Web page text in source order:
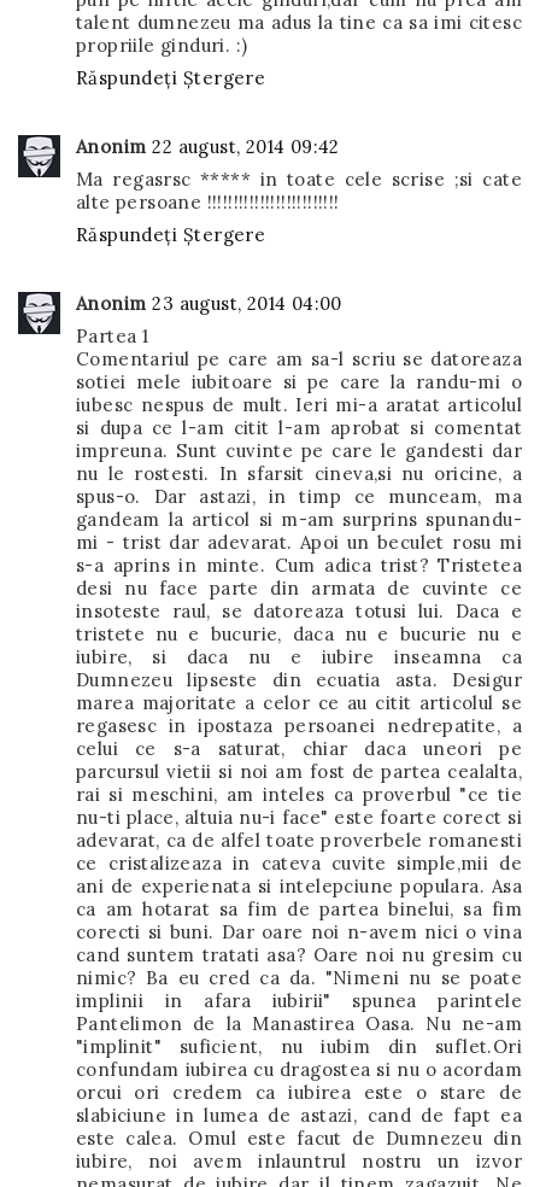
talent dumnezeu ma adus la tine ca sa imi citesc
propriile ginduri. :)
Răspundeți Ștergere
Anonim 22 august, 2014 09:42
Ma regasrsc ***** in toate cele scrise ;si cate
alte persoane !!!!!!!!!!!!!!!!!!!!!!!!!
Răspundeți Ștergere
Anonim 23 august, 2014 04:00
Partea 1
Comentariul pe care am sa-l scriu se datoreaza
sotiei mele iubitoare si pe care la randu-mi o
iubesc nespus de mult. Ieri mi-a aratat articolul
si dupa ce l-am citit l-am aprobat si comentat
impreuna. Sunt cuvinte pe care le gandesti dar
nu le rostesti. In sfarsit cineva,si nu oricine, a
spus-o. Dar astazi, in timp ce munceam, ma
gandeam la articol si m-am surprins spunandu-
mi - trist dar adevarat. Apoi un beculet rosu mi
s-a aprins in minte. Cum adica trist? Tristetea
desi nu face parte din armata de cuvinte ce
insoteste raul, se datoreaza totusi lui. Daca e
tristete nu e bucurie, daca nu e bucurie nu e
iubire, si daca nu e iubire inseamna ca
Dumnezeu lipseste din ecuatia asta. Desigur
marea majoritate a celor ce au citit articolul se
regasesc in ipostaza persoanei nedrepatite, a
celui ce s-a saturat, chiar daca uneori pe
parcursul vietii si noi am fost de partea cealalta,
rai si meschini, am inteles ca proverbul "ce tie
nu-ti place, altuia nu-i face" este foarte corect si
adevarat, ca de alfel toate proverbele romanesti
ce cristalizeaza in cateva cuvite simple,mii de
ani de experienata si intelepciune populara. Asa
ca am hotarat sa fim de partea binelui, sa fim
corecti si buni. Dar oare noi n-avem nici o vina
cand suntem tratati asa? Oare noi nu gresim cu
nimic? Ba eu cred ca da. "Nimeni nu se poate
implinii in afara iubirii" spunea parintele
Pantelimon de la Manastirea Oasa. Nu ne-am
"implinit" suficient, nu iubim din suflet.Ori
confundam iubirea cu dragostea si nu o acordam
orcui ori credem ca iubirea este o stare de
slabiciune in lumea de astazi, cand de fapt ea
este calea. Omul este facut de Dumnezeu din
iubire, noi avem inlauntrul nostru un izvor